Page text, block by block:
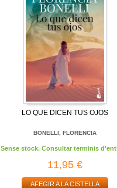
LO QUE DICEN TUS OJOS
BONELLI, FLORENCIA
Sense stock. Consultar terminis
11,95 €
AFEGIR A LA CISTELLA